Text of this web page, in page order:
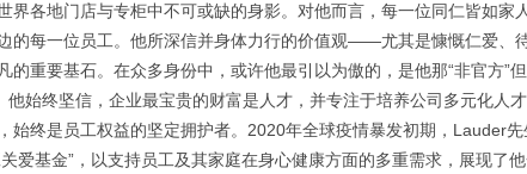
界各地门店与专柜中不可或缺的身影。对他而言，每一位同仁皆如家
的每一位员工。他所深信并身体力行的价值观——尤其是慷慨仁爱、
重要基石。在众多身份中，或许他最引以为傲的，是他那“非官方”
始终坚信，企业最宝贵的财富是人才，并专注于培养公司多元化人
始终是员工权益的坚定拥护者。2020年全球疫情暴发初期，Lauder先
爱基金”，以支持员工及其家庭在身心健康方面的多重需求，展现了